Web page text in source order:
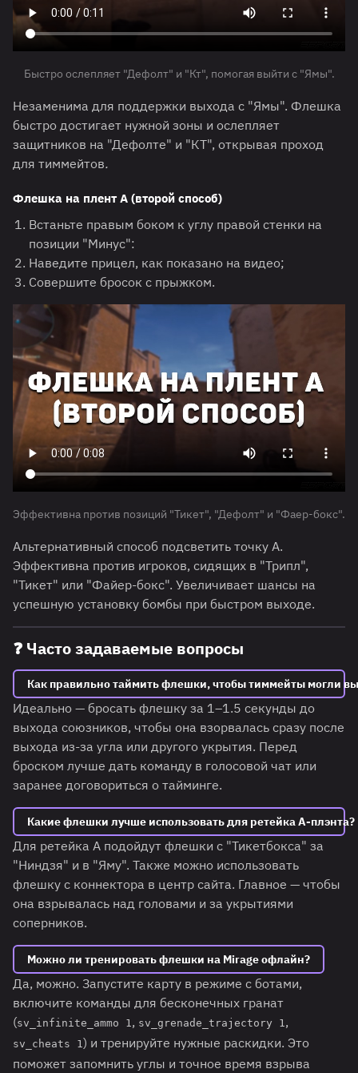
Быстро ослепляет "Дефолт" и "Кт", помогая выйти с "Ямы".
Незаменима для поддержки выхода с "Ямы". Флешка
быстро достигает нужной зоны и ослепляет
защитников на "Дефолте" и "КТ", открывая проход
для тиммейтов.
Флешка на плент А (второй способ)
Встаньте правым боком к углу правой стенки на
позиции "Минус":
Наведите прицел, как показано на видео;
Совершите бросок с прыжком.
Эффективна против позиций "Тикет", "Дефолт" и "Фаер-бокс".
Альтернативный способ подсветить точку A.
Эффективна против игроков, сидящих в "Трипл",
"Тикет" или "Файер-бокс". Увеличивает шансы на
успешную установку бомбы при быстром выходе.
❓ Часто задаваемые вопросы
Как правильно таймить флешки, чтобы тиммейты могли
Идеально — бросать флешку за 1–1.5 секунды до
выхода союзников, чтобы она взорвалась сразу после
выхода из-за угла или другого укрытия. Перед
броском лучше дать команду в голосовой чат или
заранее договориться о тайминге.
Какие флешки лучше использовать для ретейка A-плэнта?
Для ретейка A подойдут флешки с "Тикетбокса" за
"Ниндзя" и в "Яму". Также можно использовать
флешку с коннектора в центр сайта. Главное — чтобы
она взрывалась над головами и за укрытиями
соперников.
Можно ли тренировать флешки на Mirage офлайн?
Да, можно. Запустите карту в режиме с ботами,
включите команды для бесконечных гранат
(sv_infinite_ammo 1, sv_grenade_trajectory 1,
sv_cheats 1) и тренируйте нужные раскидки. Это
поможет запомнить углы и точное время взрыва